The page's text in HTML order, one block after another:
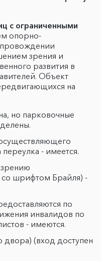
с ограниченными
опорно-
зрения и
развития в
Объект
на
но парковочные
- имеется.
шрифтом Брайля) -
по
инвалидов по
- имеются.
двора) (вход доступен